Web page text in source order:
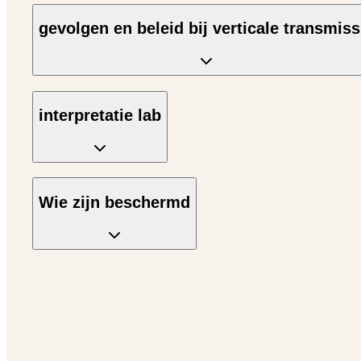
gevolgen en beleid bij verticale
interpretatie lab
Wie zijn beschermd